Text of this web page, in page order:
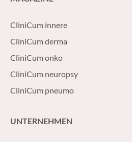
CliniCum innere
CliniCum derma
CliniCum onko
CliniCum neuropsy
CliniCum pneumo
UNTERNEHMEN